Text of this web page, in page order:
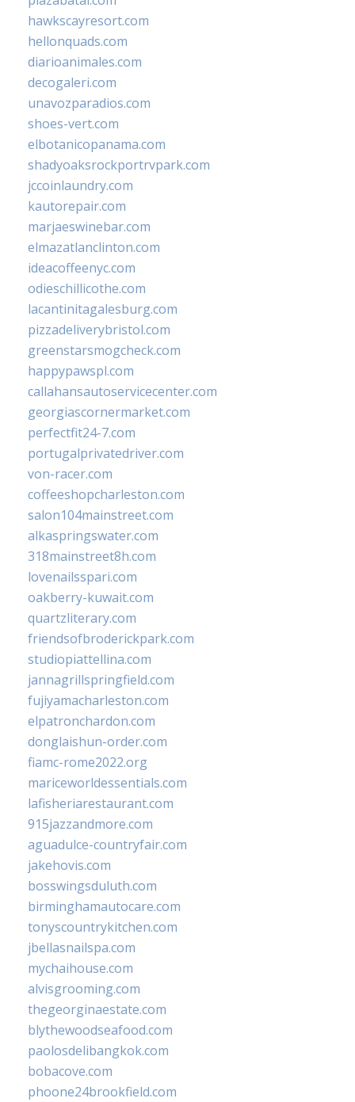
hawkscayresort.com
hellonquads.com
diarioanimales.com
decogaleri.com
unavozparadios.com
shoes-vert.com
elbotanicopanama.com
shadyoaksrockportrvpark.com
jccoinlaundry.com
kautorepair.com
marjaeswinebar.com
elmazatlanclinton.com
ideacoffeenyc.com
odieschillicothe.com
lacantinitagalesburg.com
pizzadeliverybristol.com
greenstarsmogcheck.com
happypawspl.com
callahansautoservicecenter.com
georgiascornermarket.com
perfectfit24-7.com
portugalprivatedriver.com
von-racer.com
coffeeshopcharleston.com
salon104mainstreet.com
alkaspringswater.com
318mainstreet8h.com
lovenailsspari.com
oakberry-kuwait.com
quartzliterary.com
friendsofbroderickpark.com
studiopiattellina.com
jannagrillspringfield.com
fujiyamacharleston.com
elpatronchardon.com
donglaishun-order.com
fiamc-rome2022.org
mariceworldessentials.com
lafisheriarestaurant.com
915jazzandmore.com
aguadulce-countryfair.com
jakehovis.com
bosswingsduluth.com
birminghamautocare.com
tonyscountrykitchen.com
jbellasnailspa.com
mychaihouse.com
alvisgrooming.com
thegeorginaestate.com
blythewoodseafood.com
paolosdelibangkok.com
bobacove.com
phoone24brookfield.com